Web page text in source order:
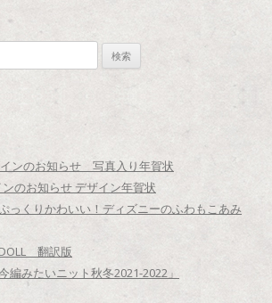
ンのお知らせ 写真入り年賀状
のお知らせ デザイン年賀状
っくりかわいい！ディズニーのふわもこあみ
翻訳版
編みたいニット秋冬2021-2022」